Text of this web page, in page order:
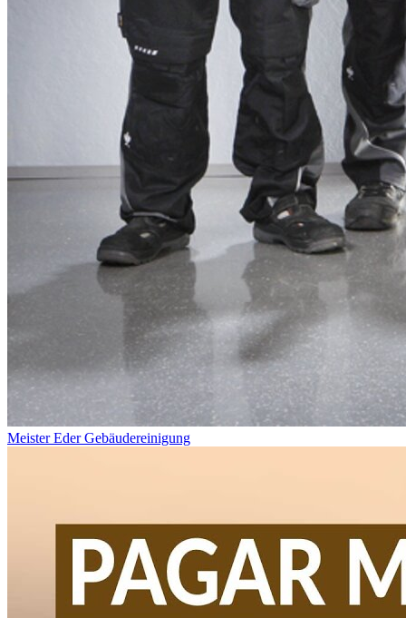
Meister Eder Gebäudereinigung